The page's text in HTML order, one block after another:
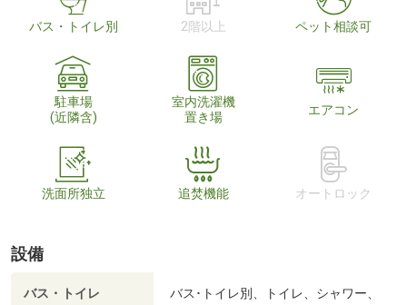
バス・トイレ別 2階以上 ペット相談可
駐車場
(近隣含)
室内洗濯機
置き場
エアコン
洗面所独立 追焚機能 オートロック
設備
バス・トイレ
バス･トイレ別、トイレ、シャワー、